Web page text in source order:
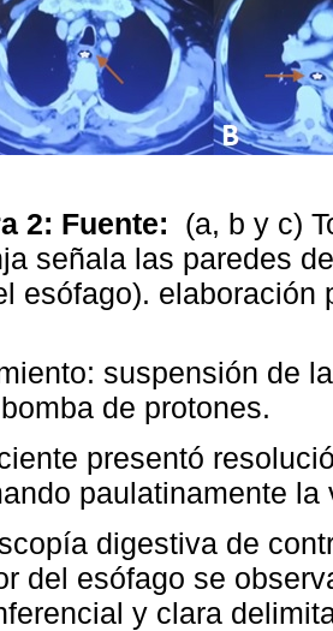
2: Fuente: (a, b y c)
señala las paredes
esófago). elaboración
suspensión de
de protones.
presentó
paulatinamente
digestiva de
del esófago se
y clara